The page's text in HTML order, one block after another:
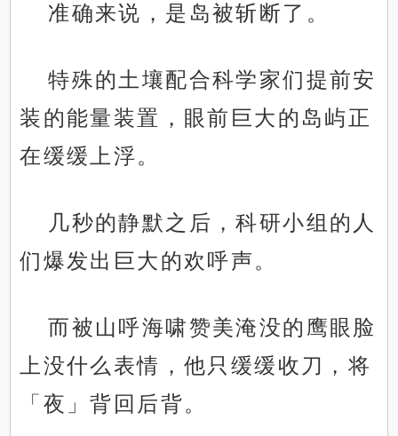
准确来说，是岛被斩断了。
特殊的土壤配合科学家们提前安
装的能量装置，眼前巨大的岛屿正
在缓缓上浮。
几秒的静默之后，科研小组的人
们爆发出巨大的欢呼声。
而被山呼海啸赞美淹没的鹰眼脸
上没什么表情，他只缓缓收刀，将
「夜」背回后背。